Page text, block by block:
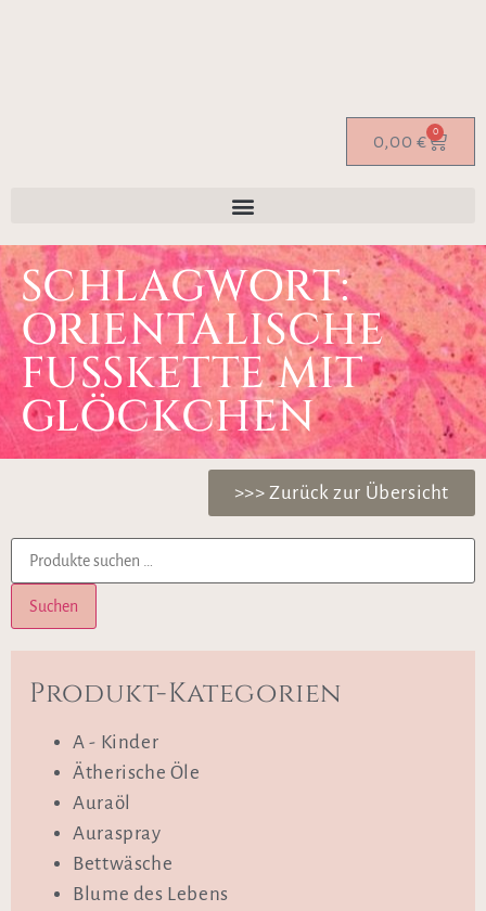
0,00 € 0
SCHLAGWORT:
ORIENTALISCHE
FUSSKETTE MIT G
LÖCKCHEN
>>> Zurück zur Übersicht
Suchen
Produkt-Kategorien
A - Kinder
Ätherische Öle
Auraöl
Auraspray
Bettwäsche
Blume des Lebens